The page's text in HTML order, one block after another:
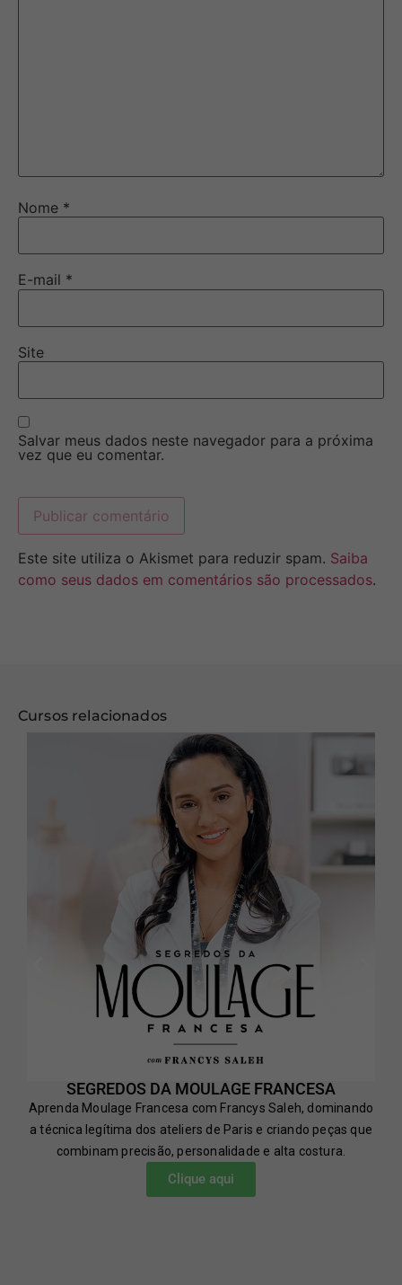
Nome *
E-mail *
Site
Salvar meus dados neste navegador para a próxima
vez que eu comentar.
Este site utiliza o Akismet para reduzir spam. Saiba
como seus dados em comentários são processados.
Cursos relacionados
SEGREDOS DA MOULAGE FRANCESA
Aprenda Moulage Francesa com Francys Saleh, dominando
a técnica legítima dos ateliers de Paris e criando peças que
combinam precisão, personalidade e alta costura.
Clique aqui